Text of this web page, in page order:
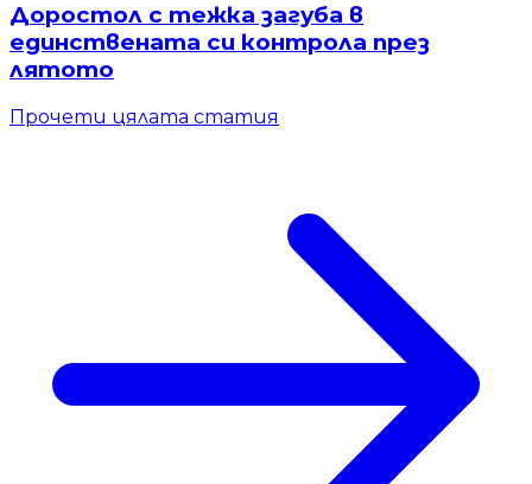
Доростол с тежка загуба в
единствената си контрола през
лятото
Прочети цялата статия